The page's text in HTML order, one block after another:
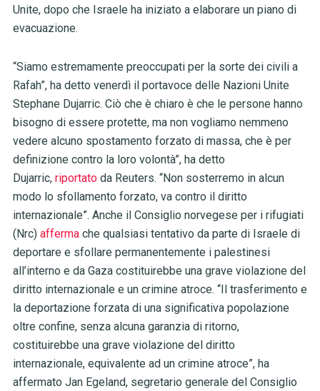
Unite, dopo che Israele ha iniziato a elaborare un piano di
evacuazione.
“Siamo estremamente preoccupati per la sorte dei civili a
Rafah”, ha detto venerdì il portavoce delle Nazioni Unite
Stephane Dujarric. Ciò che è chiaro è che le persone hanno
bisogno di essere protette, ma non vogliamo nemmeno
vedere alcuno spostamento forzato di massa, che è per
definizione contro la loro volontà”, ha detto
Dujarric, riportatoda Reuters. “Non sosterremo in alcun
modo lo sfollamento forzato, va contro il diritto
internazionale”. Anche il Consiglio norvegese per i rifugiati
(Nrc) affermache qualsiasi tentativo da parte di Israele di
deportare e sfollare permanentemente i palestinesi
all’interno e da Gaza costituirebbe una grave violazione del
diritto internazionale e un crimine atroce. “Il trasferimento e
la deportazione forzata di una significativa popolazione
oltre confine, senza alcuna garanzia di ritorno,
costituirebbe una grave violazione del diritto
internazionale, equivalente ad un crimine atroce”, ha
affermato Jan Egeland, segretario generale del Consiglio